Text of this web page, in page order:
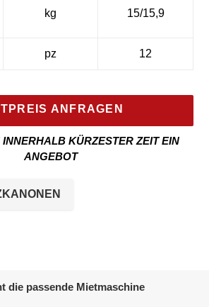
kg 15/15,9
pz 12
ANFRAGEN
KÜRZESTER ZEIT EIN
ANGEBOT
die passende Mietmaschine